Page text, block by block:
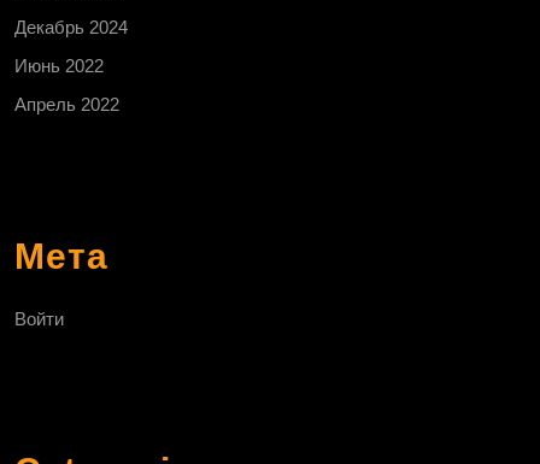
Декабрь 2024
Июнь 2022
Апрель 2022
Мета
Войти